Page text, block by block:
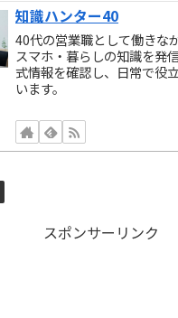
知識ハンター40
40代の営業職として働きな
スマホ・暮らしの知識を発
式情報を確認し、日常で役
います。
スポンサーリンク